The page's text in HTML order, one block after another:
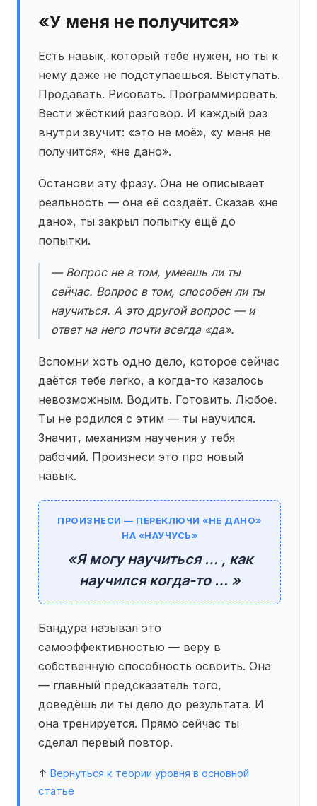
«У меня не получится»
Есть навык, который тебе нужен, но ты к
нему даже не подступаешься. Выступать.
Продавать. Рисовать. Программировать.
Вести жёсткий разговор. И каждый раз
внутри звучит: «это не моё», «у меня не
получится», «не дано».
Останови эту фразу. Она не описывает
реальность — она её создаёт. Сказав «не
дано», ты закрыл попытку ещё до
попытки.
— Вопрос не в том, умеешь ли ты
сейчас. Вопрос в том, способен ли ты
научиться. А это другой вопрос — и
ответ на него почти всегда «да».
Вспомни хоть одно дело, которое сейчас
даётся тебе легко, а когда-то казалось
невозможным. Водить. Готовить. Любое.
Ты не родился с этим — ты научился.
Значит, механизм научения у тебя
рабочий. Произнеси это про новый
навык.
ПРОИЗНЕСИ — ПЕРЕКЛЮЧИ «НЕ ДАНО»
НА «НАУЧУСЬ»
«Я могу научиться … , как
научился когда-то … »
Бандура называл это
самоэффективностью — веру в
собственную способность освоить. Она
— главный предсказатель того,
доведёшь ли ты дело до результата. И
она тренируется. Прямо сейчас ты
сделал первый повтор.
↑ Вернуться к теории уровня в основной
статье